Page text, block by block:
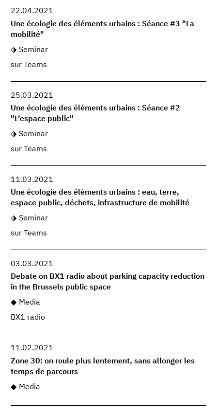
22.04.2021
Une écologie des éléments urbains : Séance #3 "La
mobilité"
Seminar
sur Teams
25.03.2021
Une écologie des éléments urbains : Séance #2
"L’espace public"
Seminar
sur Teams
11.03.2021
Une écologie des éléments urbains : eau, terre,
espace public, déchets, infrastructure de mobilité
Seminar
sur Teams
03.03.2021
Debate on BX1 radio about parking capacity reduction
in the Brussels public space
Media
BX1 radio
11.02.2021
Zone 30: on roule plus lentement, sans allonger les
temps de parcours
Media